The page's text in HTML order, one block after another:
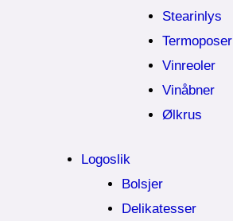
Stearinlys
Termoposer
Vinreoler
Vinåbner
Ølkrus
Logoslik
Bolsjer
Delikatesser